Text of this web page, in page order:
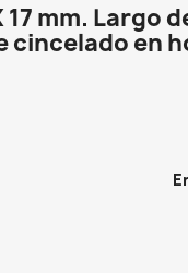
mm. Largo
cincelado en